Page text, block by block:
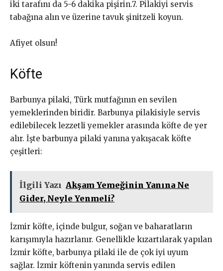
iki tarafını da 5-6 dakika pişirin.7. Pilakiyi servis
tabağına alın ve üzerine tavuk şinitzeli koyun.
Afiyet olsun!
Köfte
Barbunya pilaki, Türk mutfağının en sevilen
yemeklerinden biridir. Barbunya pilakisiyle servis
edilebilecek lezzetli yemekler arasında köfte de yer
alır. İşte barbunya pilaki yanına yakışacak köfte
çeşitleri:
İlgili Yazı Akşam Yemeğinin Yanına Ne
Gider, Neyle Yenmeli?
İzmir köfte, içinde bulgur, soğan ve baharatların
karışımıyla hazırlanır. Genellikle kızartılarak yapılan
İzmir köfte, barbunya pilaki ile de çok iyi uyum
sağlar. İzmir köftenin yanında servis edilen